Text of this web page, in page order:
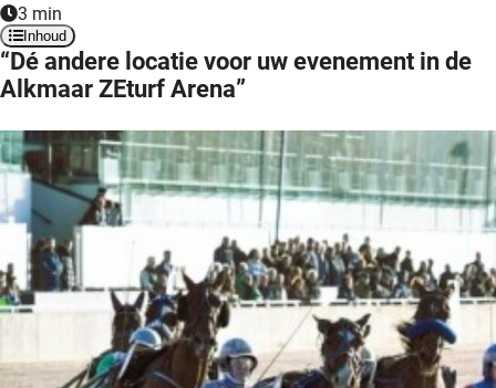
3 min
Inhoud
“Dé andere locatie voor uw evenement in de
Alkmaar ZEturf Arena”
worden
om
over
van
op
de